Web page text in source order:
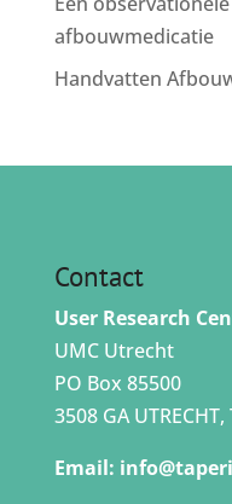
afbouwmedicatie
Handvatten
Contact
User Research
UMC Utrecht
PO Box 85500
3508 GA
Email: